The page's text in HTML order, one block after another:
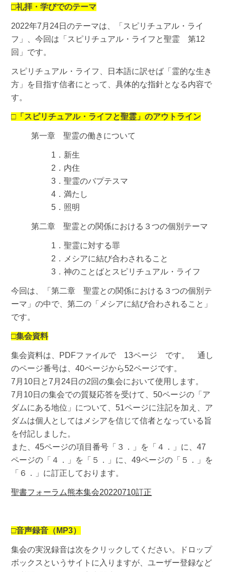
□礼拝・学びでのテーマ
2022年7月24日のテーマは、「スピリチュアル・ライ
フ」、今回は「スピリチュアル・ライフと聖霊 第12
回」です。
スピリチュアル・ライフ、日本語に訳せば「霊的な生き
方」を目指す信者にとって、具体的な指針となる内容で
す。
□「スピリチュアル・ライフと聖霊」のアウトライン
第一章 聖霊の働きについて
1．新生
2．内住
3．聖霊のバプテスマ
4．満たし
5．照明
第二章 聖霊との関係における３つの個別テーマ
1．聖霊に対する罪
2．メシアに結び合わされること
3．神のことばとスピリチュアル・ライフ
今回は、「第二章 聖霊との関係における３つの個別テ
ーマ」の中で、第二の「メシアに結び合わされること」
です。
□集会資料
集会資料は、PDFファイルで 13ページ です。 通し
のページ番号は、40ページから52ページです。
7月10日と7月24日の2回の集会において使用します。
7月10日の集会での質疑応答を受けて、50ページの「ア
ダムにある地位」について、51ページに注記を加え、ア
ダムは個人としてはメシアを信じて信者となっている旨
を付記しました。
また、45ページの項目番号「３．」を「４．」に、47
ページの「４．」を「５．」に、49ページの「５．」を
「６．」に訂正しております。
聖書フォーラム熊本集会20220710訂正
□音声録音（MP3）
集会の実況録音は次をクリックしてください。ドロップ
ボックスというサイトに入りますが、ユーザー登録など